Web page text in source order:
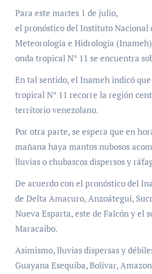
Para este martes 1 de julio,
el pronóstico del Instituto Nacional
Meteorología e Hidrología
onda tropical N° 11 se encuentra
En tal sentido, el Inameh indicó
tropical N° 11 recorre la región
territorio venezolano.
Por otra parte, se espera que en
mañana haya mantos nubosos
lluvias o chubascos dispersos y
De acuerdo con el pronóstico del
de Delta Amacuro, Anzoátegui,
Nueva Esparta, este de Falcón y el
Maracaibo.
Asimismo, lluvias dispersas y
Guayana Esequiba, Bolívar,